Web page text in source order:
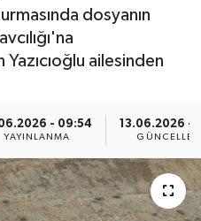
dosyanın
ailesinden
- 09:54
YAYINLANMA
13.06.2026 -